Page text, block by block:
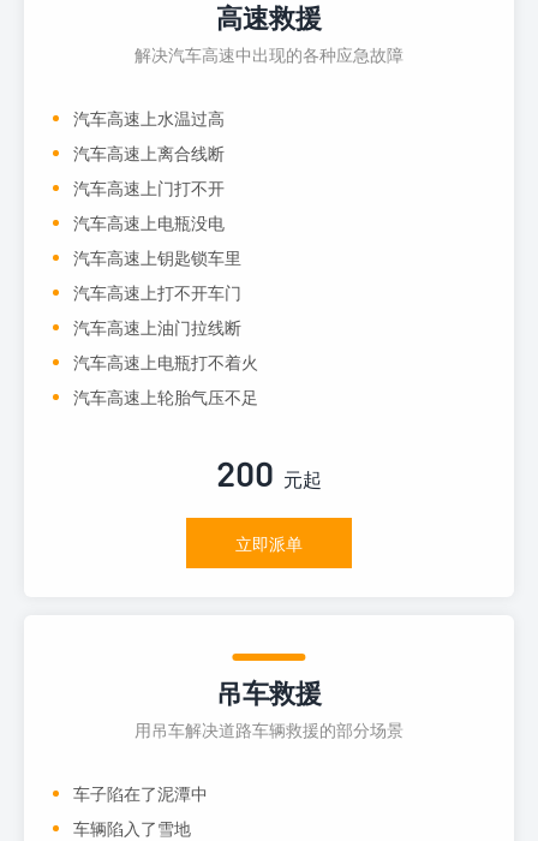
高速救援
解决汽车高速中出现的各种应急故障
汽车高速上水温过高
汽车高速上离合线断
汽车高速上门打不开
汽车高速上电瓶没电
汽车高速上钥匙锁车里
汽车高速上打不开车门
汽车高速上油门拉线断
汽车高速上电瓶打不着火
汽车高速上轮胎气压不足
200 元起
立即派单
吊车救援
用吊车解决道路车辆救援的部分场景
车子陷在了泥潭中
车辆陷入了雪地